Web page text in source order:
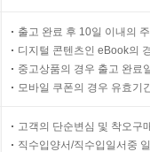
출고 완료 후 10일 이내의
디지털 콘텐츠인 eBook의
중고상품의 경우 출고 완료
모바일 쿠폰의 경우 유효기
고객의 단순변심 및 착오구
직수입양서/직수입일서중